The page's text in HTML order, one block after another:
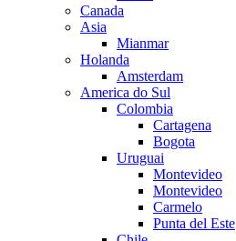
Canada
Asia
Mianmar
Holanda
Amsterdam
America do Sul
Colombia
Cartagena
Bogota
Uruguai
Montevideo
Montevideo
Carmelo
Punta del Este